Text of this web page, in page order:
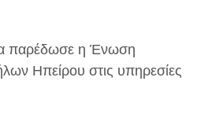
παρέδωσε η Ένωση
Ηπείρου στις υπηρεσίες